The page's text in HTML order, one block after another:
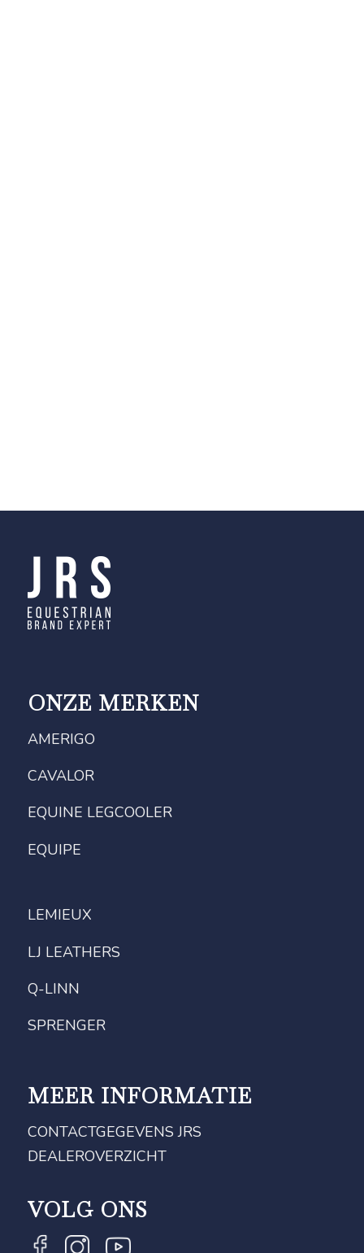
ONZE MERKEN
AMERIGO
CAVALOR
EQUINE LEGCOOLER
EQUIPE
LEMIEUX
LJ LEATHERS
Q-LINN
SPRENGER
MEER INFORMATIE
CONTACTGEGEVENS JRS
DEALEROVERZICHT
VOLG ONS